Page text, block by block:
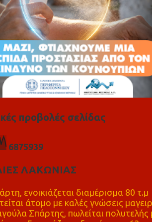
προβολές σελίδας
6875939
ΛΑΚΩΝΙΑΣ
ενοικιάζεται διαμέρισμα 80 τ.μ
άτομο με καλές γνώσεις
Σπάρτης, πωλείται πολυτελής